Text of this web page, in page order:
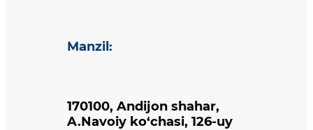
Manzil :
170100, Andijon shahar,
A.Navoiy ko‘chasi, 126-uy